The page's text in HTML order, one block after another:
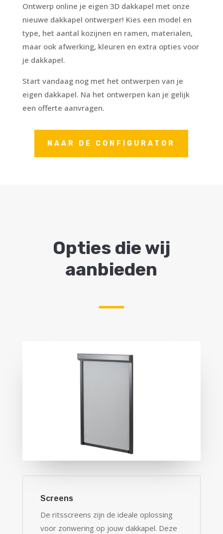
Ontwerp online je eigen 3D dakkapel met onze
nieuwe dakkapel ontwerper! Kies een model en
type, het aantal kozijnen en ramen, materialen,
maar ook afwerking, kleuren en extra opties voor
je dakkapel.
Start vandaag nog met het ontwerpen van je
eigen dakkapel. Na het ontwerpen kan je gelijk
een offerte aanvragen.
NAAR DE CONFIGURATOR
Opties die wij
aanbieden
Screens
De ritsscreens zijn de ideale oplossing
voor zonwering op jouw dakkapel. Deze